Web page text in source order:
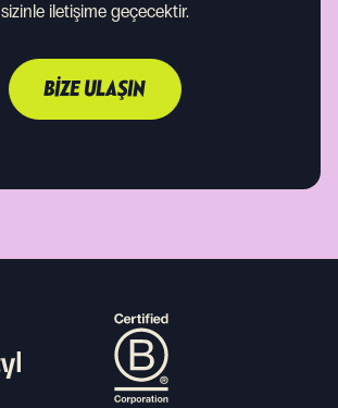
sizinle iletişime geçecektir.
BIZE ULAŞIN